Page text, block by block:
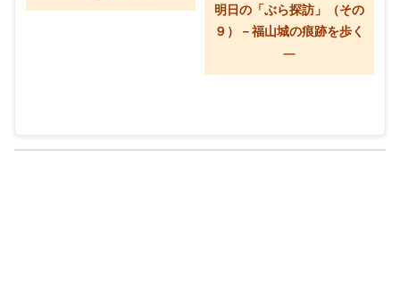
明日の「ぶら探訪」（その
９）－福山城の痕跡を歩く
―